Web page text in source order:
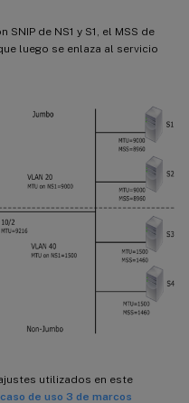
de NS1 y S1, el MSS de
luego se enlaza al servicio
utilizados en este
de uso 3 de marcos